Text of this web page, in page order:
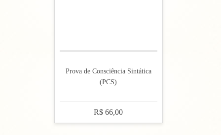
Prova de Consciência Sintática
(PCS)
R$ 66,00